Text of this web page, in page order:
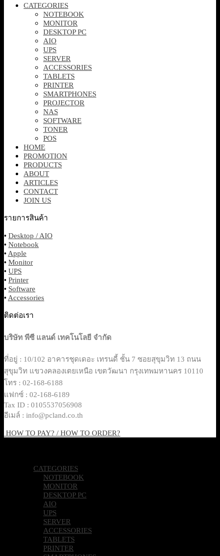
CATEGORIES
NOTEBOOK
MONITOR
DESKTOP PC
AIO
UPS
SERVER
ACCESSORIES
TABLETS
PRINTER
SMARTPHONES
PROJECTOR
NAS
SOFTWARE
TONER
POS
HOME
PROMOTION
PRODUCTS
ABOUT
ARTICLES
CONTACT
JOIN US
รายการสินค้า
• Desktop / AIO
• Notebook
• Apple
• Monitor
• UPS
• Printer
• Software
• Accessories
ติดต่อเรา
บริษัท พีซี แลนด์ เทคโนโลยี จำกัด
ที่อยู่ : 10/102 อาคารชุดเดอะ เทรนดี้ ชั้น 7 ซอยสุขุมวิท 13 ถนน
สุขุมวิท แขวงคลองเตยเหนือ เขตวัฒนา กรุงเทพมหานคร 10110
โทร : 02-168-6188
แฟกซ์ : 02-168-6189
Tax ID : 0105537056908
อีเมล์ : info@pcland.co.th
HOW TO PAY? / HOW TO ORDER?
CATEGORIES
NOTEBOOK
MONITOR
DESKTOP PC
AIO
UPS
SERVER
ACCESSORIES
TABLETS
PRINTER